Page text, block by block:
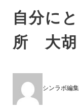
自分に
所 大
シンラボ編